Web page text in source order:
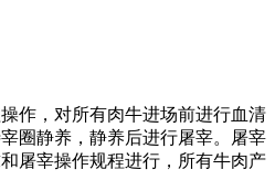
作，对所有肉牛进场前进行血清
圈静养，静养后进行屠宰。屠宰
屠宰操作规程进行，所有牛肉产